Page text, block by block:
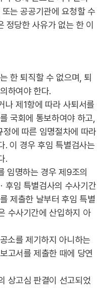
는 공공기관에 요청할 수
정당한 사유가 없는 한 이
한 퇴직할 수 없으며, 퇴
하여야 한다.
제1항에 따라 사퇴서를
국회에 통보하여야 하고,
에 따른 임명절차에 따라
. 이 경우 후임 특별검사는
.
임명하는 경우 제9조의
후임 특별검사의 수사기간
제출한 날부터 후임 특별
수사기간에 산입하지 아
소를 제기하지 아니하는
고서를 제출한 때에 당연
상고심 판결이 선고되었